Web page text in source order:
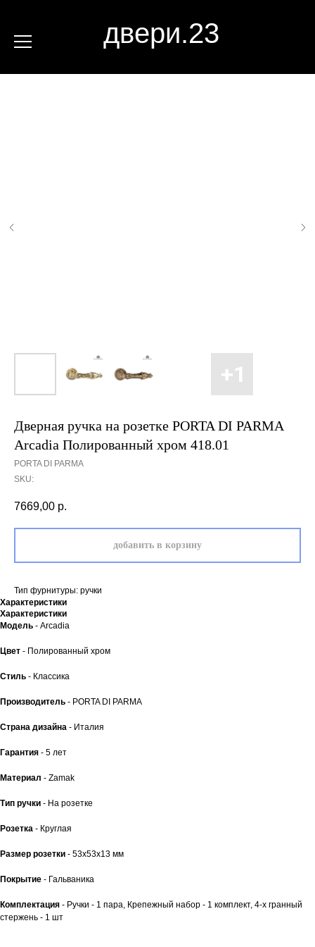
двери.23
Дверная ручка на розетке PORTA DI PARMA
Arcadia Полированный хром 418.01
PORTA DI PARMA
SKU:
7669,00 р.
добавить в корзину
Тип фурнитуры: ручки
Характеристики
Характеристики
Модель - Arcadia
Цвет - Полированный хром
Стиль - Классика
Производитель - PORTA DI PARMA
Страна дизайна - Италия
Гарантия - 5 лет
Материал - Zamak
Тип ручки - На розетке
Розетка - Круглая
Размер розетки - 53x53x13 мм
Покрытие - Гальваника
Комплектация - Ручки - 1 пара, Крепежный набор - 1 комплект, 4-х гранный
стержень - 1 шт